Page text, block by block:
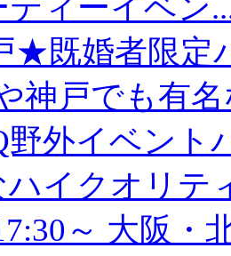
ティーイベン
★既婚者限定
神戸でも有
野外イベント
ハイクオリテ
～ 大阪